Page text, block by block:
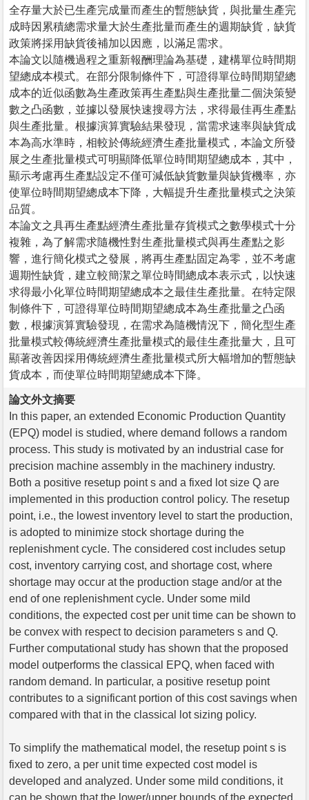
全存量大於已生產完成量而產生的暫態缺貨，與批量生產完
成時因累積總需求量大於生產批量而產生的週期缺貨，缺貨
政策將採用缺貨後補加以因應，以滿足需求。
本論文以隨機過程之重新報酬理論為基礎，建構單位時間期
望總成本模式。在部分限制條件下，可證得單位時間期望總
成本的近似函數為生產政策再生產點與生產批量二個決策變
數之凸函數，並據以發展快速搜尋方法，求得最佳再生產點
與生產批量。根據演算實驗結果發現，當需求速率與缺貨成
本為高水準時，相較於傳統經濟生產批量模式，本論文所發
展之生產批量模式可明顯降低單位時間期望總成本，其中，
顯示考慮再生產點設定不僅可減低缺貨數量與缺貨機率，亦
使單位時間期望總成本下降，大幅提升生產批量模式之決策
品質。
本論文之具再生產點經濟生產批量存貨模式之數學模式十分
複雜，為了解需求隨機性對生產批量模式與再生產點之影
響，進行簡化模式之發展，將再生產點固定為零，並不考慮
週期性缺貨，建立較簡潔之單位時間總成本表示式，以快速
求得最小化單位時間期望總成本之最佳生產批量。在特定限
制條件下，可證得單位時間期望總成本為生產批量之凸函
數，根據演算實驗發現，在需求為隨機情況下，簡化型生產
批量模式較傳統經濟生產批量模式的最佳生產批量大，且可
顯著改善因採用傳統經濟生產批量模式所大幅增加的暫態缺
貨成本，而使單位時間期望總成本下降。
論文外文摘要
In this paper, an extended Economic Production Quantity
(EPQ) model is studied, where demand follows a random
process. This study is motivated by an industrial case for
precision machine assembly in the machinery industry.
Both a positive resetup point s and a fixed lot size Q are
implemented in this production control policy. The resetup
point, i.e., the lowest inventory level to start the production,
is adopted to minimize stock shortage during the
replenishment cycle. The considered cost includes setup
cost, inventory carrying cost, and shortage cost, where
shortage may occur at the production stage and/or at the
end of one replenishment cycle. Under some mild
conditions, the expected cost per unit time can be shown to
be convex with respect to decision parameters s and Q.
Further computational study has shown that the proposed
model outperforms the classical EPQ, when faced with
random demand. In particular, a positive resetup point
contributes to a significant portion of this cost savings when
compared with that in the classical lot sizing policy.
To simplify the mathematical model, the resetup point s is
fixed to zero, a per unit time expected cost model is
developed and analyzed. Under some mild conditions, it
can be shown that the lower/upper bounds of the expected